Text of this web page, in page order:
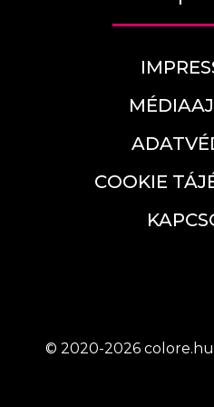
COOKIE
© 2020-2026